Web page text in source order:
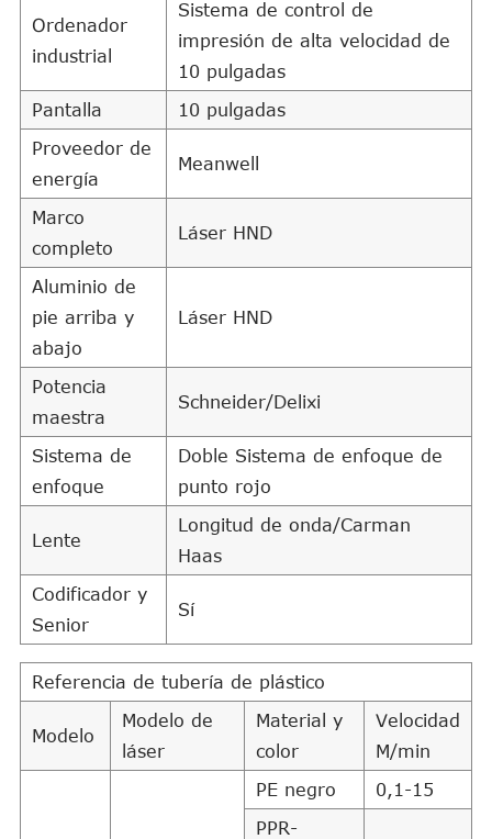
Ordenador
industrial
Sistema de control de
impresión de alta velocidad de
10 pulgadas
Pantalla
10 pulgadas
Proveedor de
energía
Meanwell
Marco
completo
Láser HND
Aluminio de
pie arriba y
abajo
Láser HND
Potencia
maestra
Schneider/Delixi
Sistema de
enfoque
Doble Sistema de enfoque de
punto rojo
Lente
Longitud de onda/Carman
Haas
Codificador y
Senior
Sí
Referencia de tubería de plástico
Modelo
Modelo de
láser
Material y
color
Velocidad
M/min
PE negro
0,1-15
PPR-